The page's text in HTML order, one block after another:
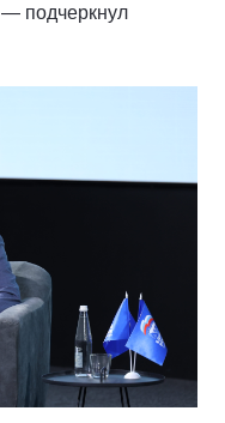
— подчеркнул